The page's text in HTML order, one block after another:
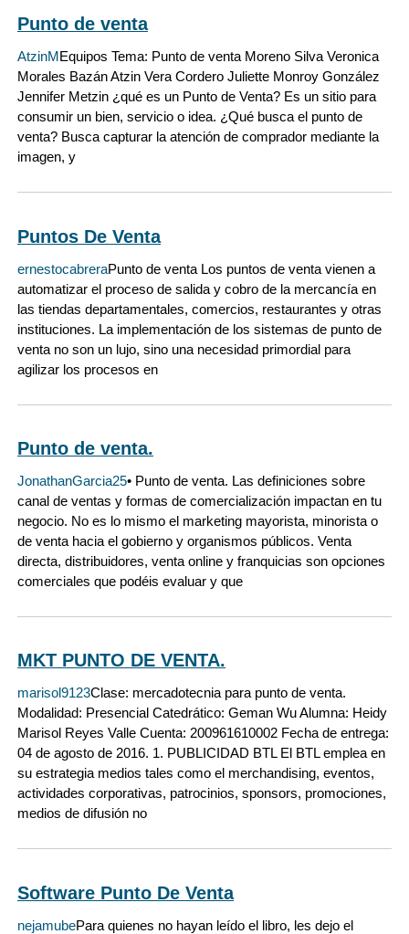
Punto de venta
AtzinMEquipos Tema: Punto de venta Moreno Silva Veronica
Morales Bazán Atzin Vera Cordero Juliette Monroy González
Jennifer Metzin ¿qué es un Punto de Venta? Es un sitio para
consumir un bien, servicio o idea. ¿Qué busca el punto de
venta? Busca capturar la atención de comprador mediante la
imagen, y
Puntos De Venta
ernestocabreraPunto de venta Los puntos de venta vienen a
automatizar el proceso de salida y cobro de la mercancía en
las tiendas departamentales, comercios, restaurantes y otras
instituciones. La implementación de los sistemas de punto de
venta no son un lujo, sino una necesidad primordial para
agilizar los procesos en
Punto de venta.
JonathanGarcia25• Punto de venta. Las definiciones sobre
canal de ventas y formas de comercialización impactan en tu
negocio. No es lo mismo el marketing mayorista, minorista o
de venta hacia el gobierno y organismos públicos. Venta
directa, distribuidores, venta online y franquicias son opciones
comerciales que podéis evaluar y que
MKT PUNTO DE VENTA.
marisol9123Clase: mercadotecnia para punto de venta.
Modalidad: Presencial Catedrático: Geman Wu Alumna: Heidy
Marisol Reyes Valle Cuenta: 200961610002 Fecha de entrega:
04 de agosto de 2016. 1. PUBLICIDAD BTL El BTL emplea en
su estrategia medios tales como el merchandising, eventos,
actividades corporativas, patrocinios, sponsors, promociones,
medios de difusión no
Software Punto De Venta
nejamubePara quienes no hayan leído el libro, les dejo el